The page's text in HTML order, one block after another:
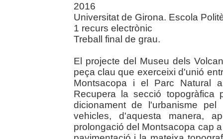
2016
Universitat de Girona. Escola
1 recurs electrònic
Treball final de grau.
El projecte del Museu dels
peça clau que exerceixi d'unió
Montsacopa i el Parc Natural
Recupera la secció topogràfica
dicionament de l'urbanisme
vehicles, d'aquesta manera,
prolongació del Montsacopa cap